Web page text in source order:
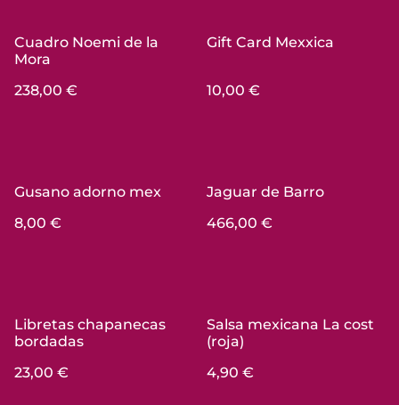
Cuadro Noemi de la
Mora
238,00 €
Gift Card Mexxica
10,00 €
Gusano adorno mex
8,00 €
Jaguar de Barro
466,00 €
Libretas chapanecas
bordadas
23,00 €
Salsa mexicana La cost
(roja)
4,90 €